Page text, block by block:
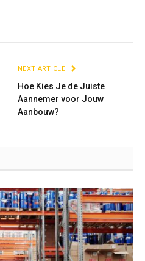
NEXT ARTICLE
Hoe Kies Je de Juiste
Aannemer voor Jouw
Aanbouw?